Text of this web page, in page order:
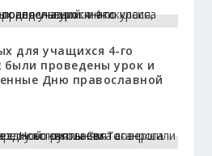
для учащихся 4-го
проведены урок и
Дню православной